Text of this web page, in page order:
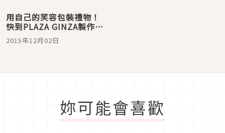
用自己的笑容包裝禮物！
快到PLAZA GINZA製作世
界唯一的聖誕禮物
2015年12月02日
妳可能會喜歡